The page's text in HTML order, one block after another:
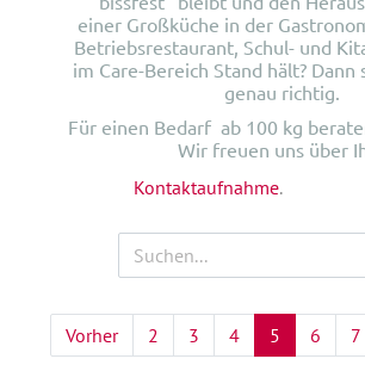
einer Großküche in der
Betriebsrestaurant, Schul- und
im Care-Bereich Stand hält? Dann
genau richtig.
Für einen Bedarf ab 100 kg
Wir freuen uns über
Kontaktaufnahme.
Vorher 2 3 4 5 6 7